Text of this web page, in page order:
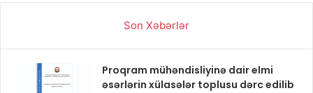
Son Xəbərlər
Proqram mühəndisliyinə dair elmi
əsərlərin xülasələr toplusu dərc edilib